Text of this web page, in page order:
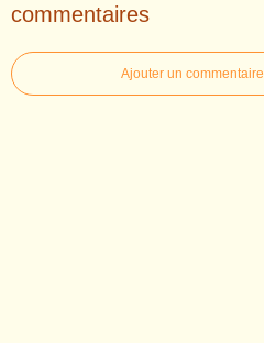
commentaires
Ajouter un commentaire